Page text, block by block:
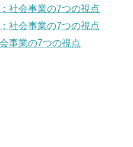
社会事業の7つの視点
社会事業の7つの視点
事業の7つの視点